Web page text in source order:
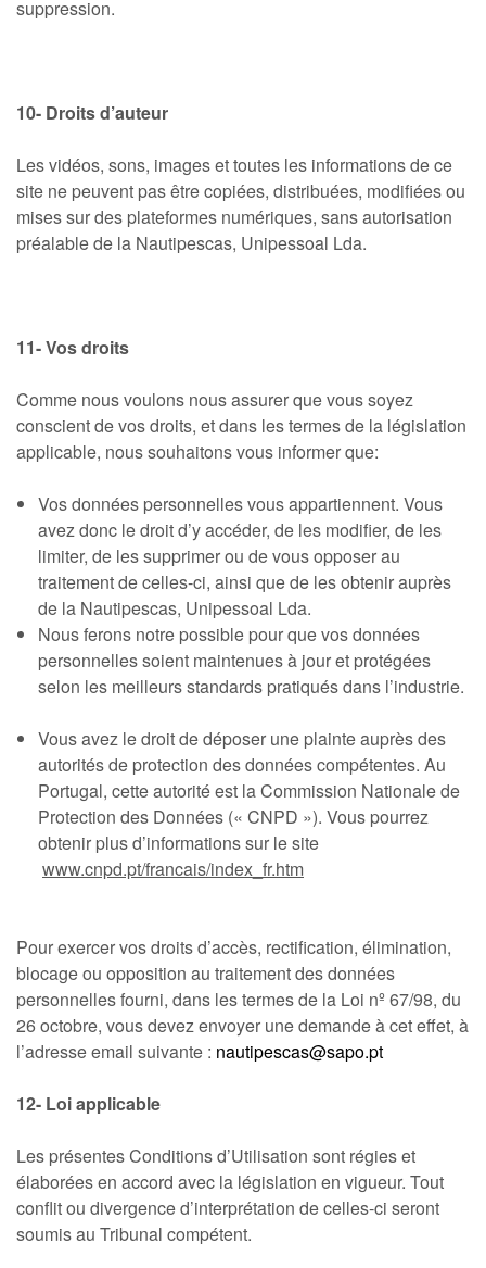
suppression.
10- Droits d’auteur
Les vidéos, sons, images et toutes les informations de ce
site ne peuvent pas être copiées, distribuées, modifiées ou
mises sur des plateformes numériques, sans autorisation
préalable de la Nautipescas, Unipessoal Lda.
11- Vos droits
Comme nous voulons nous assurer que vous soyez
conscient de vos droits, et dans les termes de la législation
applicable, nous souhaitons vous informer que:
Vos données personnelles vous appartiennent. Vous
avez donc le droit d’y accéder, de les modifier, de les
limiter, de les supprimer ou de vous opposer au
traitement de celles-ci, ainsi que de les obtenir auprès
de la Nautipescas, Unipessoal Lda.
Nous ferons notre possible pour que vos données
personnelles soient maintenues à jour et protégées
selon les meilleurs standards pratiqués dans l’industrie.
Vous avez le droit de déposer une plainte auprès des
autorités de protection des données compétentes. Au
Portugal, cette autorité est la Commission Nationale de
Protection des Données (« CNPD »). Vous pourrez
obtenir plus d’informations sur le site
www.cnpd.pt/francais/index_fr.htm
Pour exercer vos droits d’accès, rectification, élimination,
blocage ou opposition au traitement des données
personnelles fourni, dans les termes de la Loi nº 67/98, du
26 octobre, vous devez envoyer une demande à cet effet, à
l’adresse email suivante : nautipescas@sapo.pt
12- Loi applicable
Les présentes Conditions d’Utilisation sont régies et
élaborées en accord avec la législation en vigueur. Tout
conflit ou divergence d’interprétation de celles-ci seront
soumis au Tribunal compétent.